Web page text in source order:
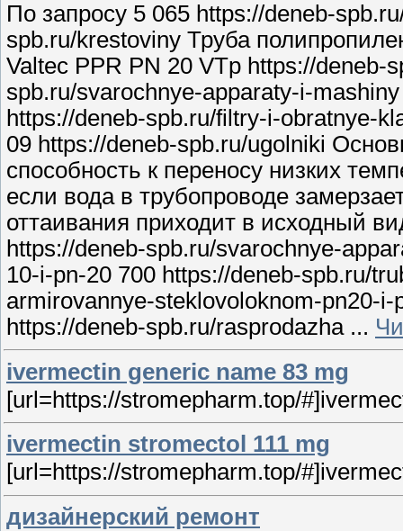
По запросу 5 065 https://deneb-
spb.ru/krestoviny Труба
Valtec PPR PN 20 VTp https://deneb-
spb.ru/svarochnye-apparaty-i-
https://deneb-spb.ru/filtry-i-obratnye-
09 https://deneb-spb.ru/ugolniki
способность к переносу низких
если вода в трубопроводе
оттаивания приходит в исходный
https://deneb-spb.ru/svarochnye-
10-i-pn-20 700 https://deneb-spb.ru/
armirovannye-steklovoloknom-pn20-
https://deneb-spb.ru/rasprodazha ...
ivermectin generic name 83 mg
[url=https://stromepharm.top/
ivermectin stromectol 111 mg
[url=https://stromepharm.top/
дизайнерский ремонт